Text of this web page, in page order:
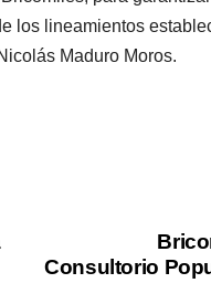
los lineamientos
Maduro Moros.
Consultorio